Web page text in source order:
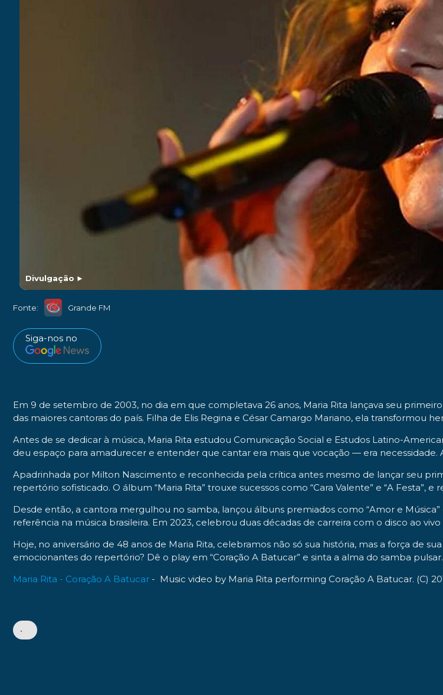
Divulgação ►
Fonte: Grande FM
Siga-nos no
Em 9 de setembro de 2003, no dia em que completava 26 anos, Maria Rita lançava seu
das maiores cantoras do país. Filha de Elis Regina e César Camargo Mariano, ela transformou
Antes de se dedicar à música, Maria Rita estudou Comunicação Social e Estudos Latino-
deu espaço para amadurecer e entender que cantar era mais que vocação — era necessidade.
Apadrinhada por Milton Nascimento e reconhecida pela crítica antes mesmo de lançar seu
repertório sofisticado. O álbum “Maria Rita” trouxe sucessos como “Cara Valente” e “A Festa”,
Desde então, a cantora mergulhou no samba, lançou álbuns premiados como “Amor e
referência na música brasileira. Em 2023, celebrou duas décadas de carreira com o disco ao
Hoje, no aniversário de 48 anos de Maria Rita, celebramos não só sua história, mas a força de
emocionantes do repertório? Dê o play em “Coração A Batucar” e sinta a alma do samba pulsar.
Maria Rita - Coração A Batucar - Music video by Maria Rita performing Coração A Batucar. (C)
•